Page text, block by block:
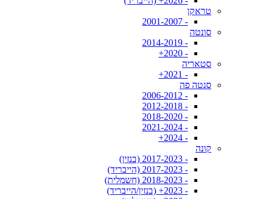
טראקן
- 2001-2007
סונטה
- 2014-2019
- 2020+
סטאריה
- 2021+
סנטה פה
- 2006-2012
- 2012-2018
- 2018-2020
- 2021-2024
- 2024+
קונה
- 2017-2023 (בנזין)
- 2017-2023 (הייבריד)
- 2018-2023 (חשמלית)
- 2023+ (בנזין/הייבריד)